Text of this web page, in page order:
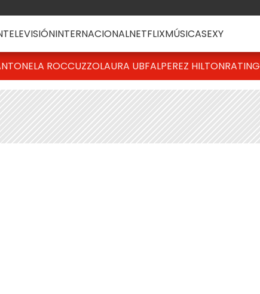
TELEVISIÓNINTERNACIONALNETFLIXMÚSICASEXY
ROCCUZZOLAURA UBFALPEREZ HILTONRATING